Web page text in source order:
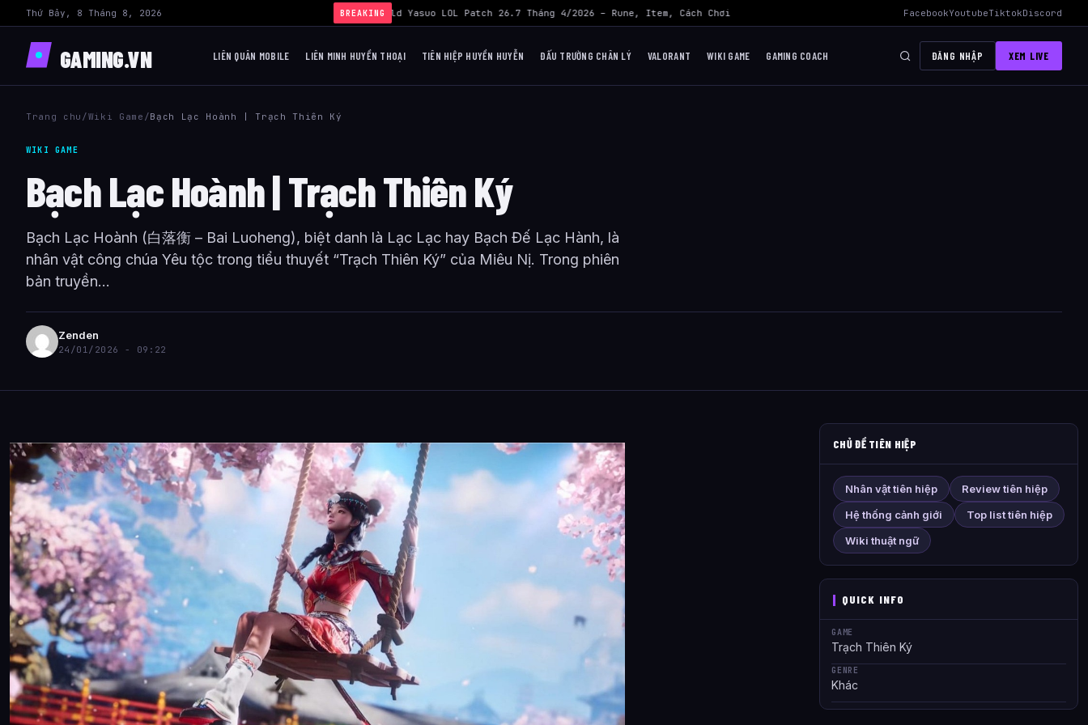
Thứ Bảy, 8 Tháng 8, 2026 BREAKING
› Build Yasuo LOL Patch 26.7 Tháng 4/2026 – Rune, Item, Cách Chơi Mid Hiệu Quả Nhất AWC 2026 Liên Quân Mobile – Lịch Thi Đấu,
FacebookYoutubeTiktokDiscord
GAMING.VN LIÊN QUÂN MOBILE LIÊN MINH HUYỀN THOẠI TIÊN HIỆP HUYỀN HUYỄN ĐẤU TRƯỜNG CHÂN LÝ VALORANT WIKI GAME GAMING COACH ĐĂNG NHẬP XEM LIVE
Trang chu /Wiki Game /Bạch Lạc Hoành | Trạch Thiên Ký
WIKI GAME
Bạch Lạc Hoành | Trạch Thiên Ký
Bạch Lạc Hoành (白落衡 – Bai Luoheng), biệt danh là Lạc Lạc hay Bạch Đế Lạc Hành, là
nhân vật công chúa Yêu tộc trong tiểu thuyết “Trạch Thiên Ký” của Miêu Nị. Trong phiên
bản truyền...
Zenden
24/01/2026 - 09:22
CHỦ ĐỀ TIÊN HIỆP
Nhân vật tiên hiệp
Review tiên hiệp
Hệ thống cảnh giới
Top list tiên hiệp
Wiki thuật ngữ
QUICK INFO
GAME
Trạch Thiên Ký
GENRE
Khác